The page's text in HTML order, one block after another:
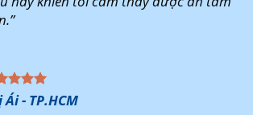
Ái - TP.HCM